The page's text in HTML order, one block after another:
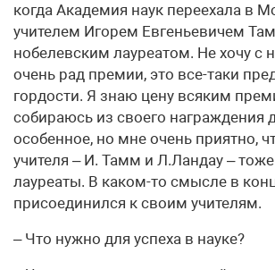
когда Академия наук переехала в
учителем Игорем Евгеньевичем
нобелевским лауреатом. Не хочу с
очень рад премии, это все-таки
гордости. Я знаю цену всяким
собираюсь из своего награждения
особенное, но мне очень приятно,
учителя – И. Тамм и Л.Ландау –
лауреаты. В каком-то смысле в
присоединился к своим учителям.
– Что нужно для успеха в науке?